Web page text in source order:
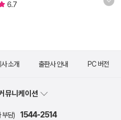
6.7
소개 출판사 안내 PC 버전
뮤니케이션
부담) 1544-2514